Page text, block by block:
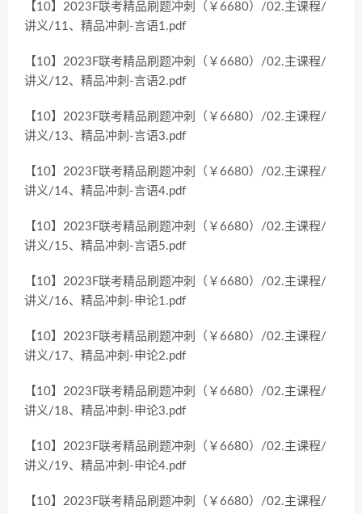
【10】2023F联考精品刷题冲刺（￥6680）/02.主课程/
讲义/11、精品冲刺-言语1.pdf
【10】2023F联考精品刷题冲刺（￥6680）/02.主课程/
讲义/12、精品冲刺-言语2.pdf
【10】2023F联考精品刷题冲刺（￥6680）/02.主课程/
讲义/13、精品冲刺-言语3.pdf
【10】2023F联考精品刷题冲刺（￥6680）/02.主课程/
讲义/14、精品冲刺-言语4.pdf
【10】2023F联考精品刷题冲刺（￥6680）/02.主课程/
讲义/15、精品冲刺-言语5.pdf
【10】2023F联考精品刷题冲刺（￥6680）/02.主课程/
讲义/16、精品冲刺-申论1.pdf
【10】2023F联考精品刷题冲刺（￥6680）/02.主课程/
讲义/17、精品冲刺-申论2.pdf
【10】2023F联考精品刷题冲刺（￥6680）/02.主课程/
讲义/18、精品冲刺-申论3.pdf
【10】2023F联考精品刷题冲刺（￥6680）/02.主课程/
讲义/19、精品冲刺-申论4.pdf
【10】2023F联考精品刷题冲刺（￥6680）/02.主课程/